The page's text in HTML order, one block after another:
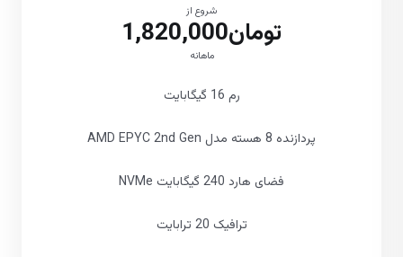
شروع از
تومان1,820,000
ماهانه
رم 16 گیگابایت
پردازنده 8 هسته مدل AMD EPYC 2nd Gen
فضای هارد 240 گیگابایت NVMe
ترافیک 20 ترابایت